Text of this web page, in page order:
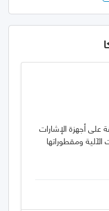
على أجهزة الإشارات
ومقطوراتها